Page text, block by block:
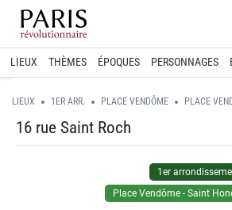
Home
LIEUX THÈMES ÉPOQUES PERSONNAGES
LIEUX 1ER ARR. PLACE VENDÔME PLACE
16 rue Saint Roch
1er
Place Vendôme - Saint